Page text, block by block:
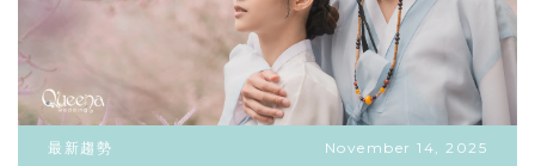
意一件吸引：✨ 立即預約試穿｜填寫預約表單（下滑）我們
提供一對一禮服顧問服務，試穿當天將依妳的身形做腰線與
長度版型建議、提供現場造型與拍攝討論，並以最適合冬季
的妝髮呈現每件禮服的最佳光感。這個冬天，讓我們幫妳把
每一個閃爍，縫進婚紗的每一層紗裡。穿上它，記住那個在
面金 × 時間」揉進布料裡。只要稍微動一下，光便會順著緞
面的弧度流動——溫柔、順滑、乾淨得像一幅油畫。如果妳喜
歡：✔ 軟亮不刺眼的高級緞光✔ 近看會忍不住伸手摸的手工
細節✔ 穿上後瞬間變成“盛典版本的自己”那妳真的、真的
要來親眼看看。✨ 歡迎預約試穿｜讓妳的高光時刻，從走進
看見的不是「某件漂亮的白紗」，而是 她們想成為的樣子。
➤ 肩頸線條被蕾絲柔化，顯現溫柔的高雅➤ 腰身被蓬裙比例
細緻雕塑，馬上小一圈➤ 每一步走動都帶著微光，好像自帶
追光機它不張揚，但會讓妳「美到被記住」。｜最適合：想
擁有「經典，也只屬於我自己」的妳這件白紗特別適合——喜
最新趨勢 November 14, 2025